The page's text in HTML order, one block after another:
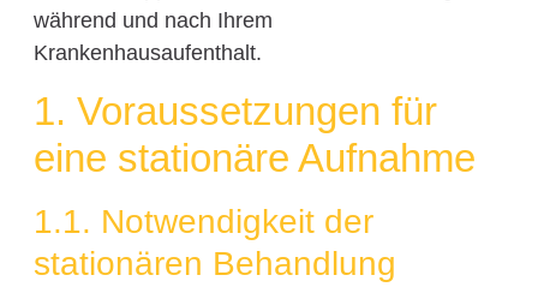
während und nach Ihrem
Krankenhausaufenthalt.
1. Voraussetzungen für
eine stationäre Aufnahme
1.1. Notwendigkeit der
stationären Behandlung